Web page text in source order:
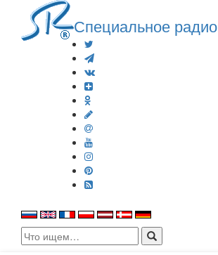
Специальное радио
Search
for: